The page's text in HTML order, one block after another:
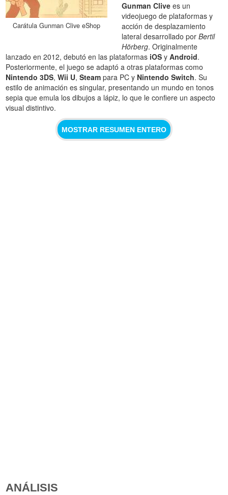
Carátula Gunman Clive eShop
Gunman Clive es un
videojuego de plataformas y
acción de desplazamiento
lateral desarrollado porBertil
Hörberg. Originalmente
lanzado en 2012, debutó en las plataformas iOS yAndroid.
Posteriormente, el juego se adaptó a otras plataformas como
Nintendo 3DS,Wii U,Steam para PC y Nintendo Switch. Su
estilo de animación es singular, presentando un mundo en tonos
sepia que emula los dibujos a lápiz, lo que le confiere un aspecto
visual distintivo.
MOSTRAR RESUMEN ENTERO
ANÁLISIS